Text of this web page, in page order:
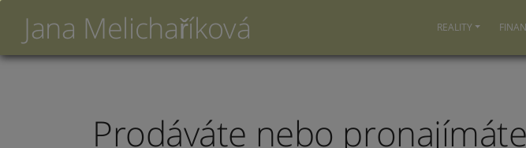
Jana Melichaříková REALITY
Prodáváte nebo